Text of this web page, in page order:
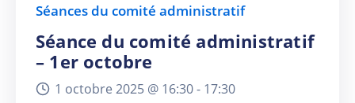
Séances du comité administratif
Séance du comité administratif
– 1er octobre
1 octobre 2025 @ 16:30 - 17:30